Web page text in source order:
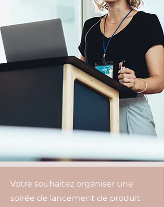
Votre souhaitez organiser une
soirée de lancement de produit